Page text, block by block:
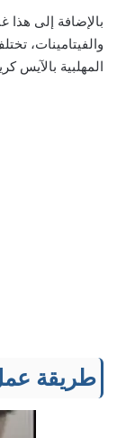
بالإضافة إلى هذا
والفيتامينات،
المهلبية بالآيس
طريقة